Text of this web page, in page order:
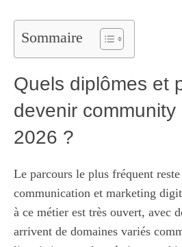
Sommaire
Quels diplômes et
devenir
2026 ?
Le parcours le plus fréquent
communication et marketing
à ce métier est très ouvert, avec
arrivent de domaines variés